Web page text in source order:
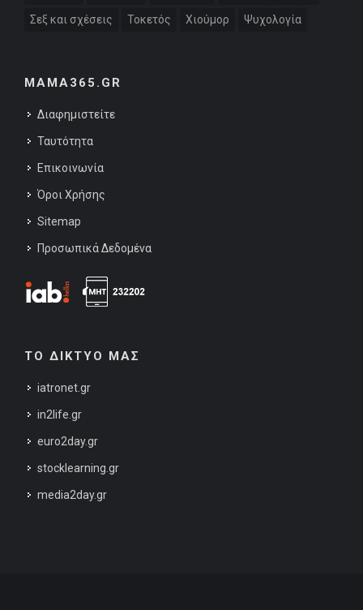
Σεξ και σχέσεις Τοκετός Χιούμορ Ψυχολογία
MAMA365.GR
Διαφημιστείτε
Ταυτότητα
Επικοινωνία
Όροι Χρήσης
Sitemap
Προσωπικά Δεδομένα
ΤΟ ΔΙΚΤΥΟ ΜΑΣ
iatronet.gr
in2life.gr
euro2day.gr
stocklearning.gr
media2day.gr